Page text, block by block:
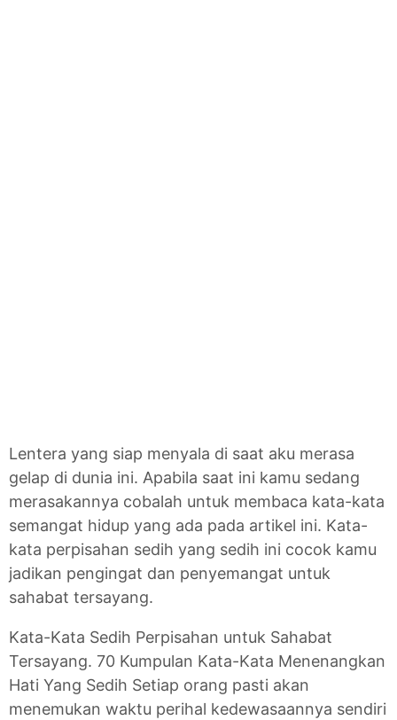
Lentera yang siap menyala di saat aku merasa
gelap di dunia ini. Apabila saat ini kamu sedang
merasakannya cobalah untuk membaca kata-kata
semangat hidup yang ada pada artikel ini. Kata-
kata perpisahan sedih yang sedih ini cocok kamu
jadikan pengingat dan penyemangat untuk
sahabat tersayang.
Kata-Kata Sedih Perpisahan untuk Sahabat
Tersayang. 70 Kumpulan Kata-Kata Menenangkan
Hati Yang Sedih Setiap orang pasti akan
menemukan waktu perihal kedewasaannya sendiri